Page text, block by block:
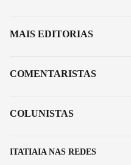
ITATIAIA NAS REDES
MAIS EDITORIAS
COMENTARISTAS
COLUNISTAS